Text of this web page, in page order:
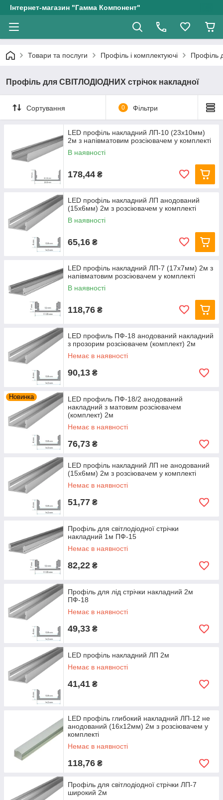
Інтернет-магазин "Гамма Компонент"
Товари та послуги Профіль і комплектуючі Профіль
Профіль для СВІТЛОДІОДНИХ стрічок накладної
Сортування 0 Фільтри
LED профіль накладний ЛП-10 (23х10мм)
2м з напівматовим розсіювачем у комплекті
В наявності
178,44 ₴
LED профіль накладний ЛП анодований
(15х6мм) 2м з розсіювачем у комплекті
В наявності
65,16 ₴
LED профіль накладний ЛП-7 (17х7мм) 2м з
напівматовим розсіювачем у комплекті
В наявності
118,76 ₴
LED профиль ПФ-18 анодований накладний
з прозорим розсіювачем (комплект) 2м
Немає в наявності
90,13 ₴
Новинка
LED профиль ПФ-18/2 анодований
накладний з матовим розсіювачем
(комплект) 2м
Немає в наявності
76,73 ₴
LED профіль накладний ЛП не анодований
(15х6мм) 2м з розсіювачем у комплекті
Немає в наявності
51,77 ₴
Профіль для світлодіодної стрічки
накладний 1м ПФ-15
Немає в наявності
82,22 ₴
Профіль для лід стрічки накладний 2м
ПФ-18
Немає в наявності
49,33 ₴
LED профіль накладний ЛП 2м
Немає в наявності
41,41 ₴
LED профіль глибокий накладний ЛП-12 не
анодований (16х12мм) 2м з розсіювачем у
комплекті
Немає в наявності
118,76 ₴
Профіль для світлодіодної стрічки ЛП-7
широкий 2м